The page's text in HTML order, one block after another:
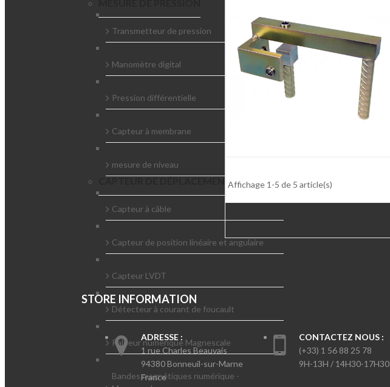
Transmetteur de pression
Manomètre digital
Pression différentielle
Capteur à membrane
mesure de niveau
CAPTEUR DE DÉPLACEMENT
Capteur à câble
Capteur de position linéaire et angulaire
Capteur LVDT
Détecteur à courant de foucault
Palpeur numérique Magnescale
Bandes magnétiques numérique -
Affichage 1-5 de 5 article(s)
STORE INFORMATION
ADRESSE :
1 rue Charles Beauvais
94380 Bonneuil-sur-Marne
France
CONTACTEZ NOUS :
(+33) 1 56 88 25 78
9H-13H / 14H30-17H30